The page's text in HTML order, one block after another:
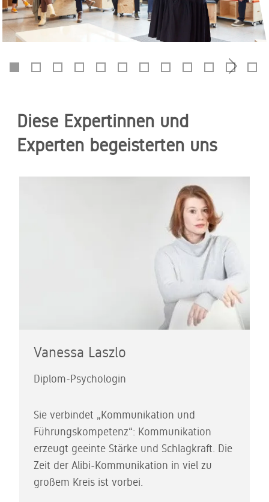
Diese Expertinnen und
Experten begeisterten uns
Vanessa Laszlo
Diplom-Psychologin
Sie verbindet „Kommunikation und
Führungskompetenz“: Kommunikation
erzeugt geeinte Stärke und Schlagkraft. Die
Zeit der Alibi-Kommunikation in viel zu
großem Kreis ist vorbei.